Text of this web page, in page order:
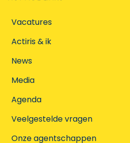
Vacatures
Actiris & ik
News
Media
Agenda
Veelgestelde vragen
Onze agentschappen